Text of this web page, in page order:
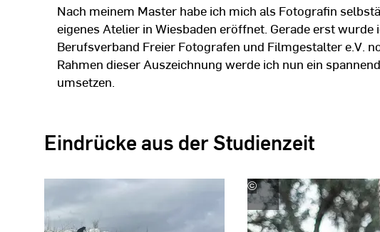
Nach meinem Master habe ich mich als Fotografin
eigenes Atelier in Wiesbaden eröffnet. Gerade erst
Berufsverband Freier Fotografen und Filmgestalter e.V.
Rahmen dieser Auszeichnung werde ich nun ein
umsetzen.
Eindrücke aus der Studienzeit
©
Zerina
Kaps